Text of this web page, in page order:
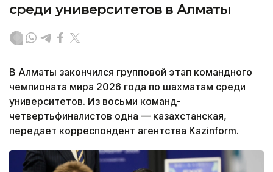
среди университетов в Алматы
В Алматы закончился групповой этап командного
чемпионата мира 2026 года по шахматам среди
университетов. Из восьми команд-
четвертьфиналистов одна — казахстанская,
передает корреспондент агентства Kazinform.